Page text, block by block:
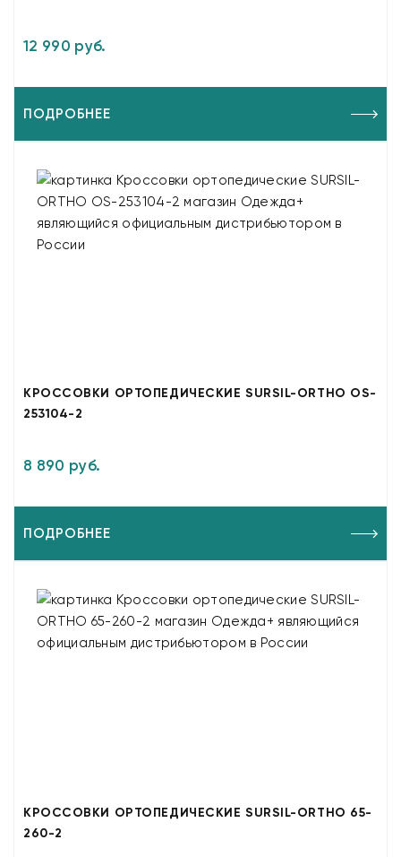
12 990 руб.
ПОДРОБНЕЕ
КРОССОВКИ ОРТОПЕДИЧЕСКИЕ SURSIL-ORTHO OS-
253104-2
8 890 руб.
ПОДРОБНЕЕ
КРОССОВКИ ОРТОПЕДИЧЕСКИЕ SURSIL-ORTHO 65-
260-2